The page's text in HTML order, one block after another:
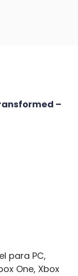
–
para PC,
One, Xbox